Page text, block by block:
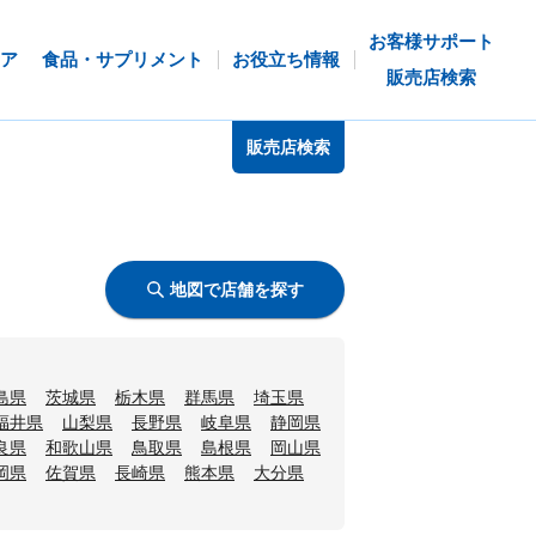
食品・サプリメント お役立ち情報
お客様サポート
販売店検索
販売店検索
地図で店舗を探す
県 茨城県 栃木県 群馬県
埼玉県
井県 山梨県 長野県 岐阜県
静岡県
県 和歌山県 鳥取県 島根県
岡山県
県 佐賀県 長崎県 熊本県
大分県